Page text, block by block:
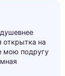
открытка на
мою подругу